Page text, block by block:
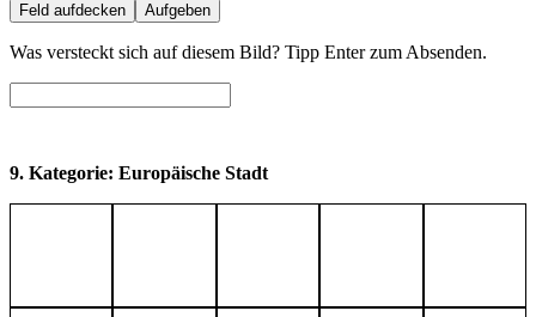
Feld aufdecken Aufgeben
Was versteckt sich auf diesem Bild? Tipp Enter zum Absenden.
9. Kategorie: Europäische Stadt